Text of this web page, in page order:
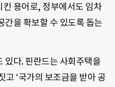
용어로, 정부에서도 임차
간을 확보할 수 있도록 돕는
있다. 핀란드는 사회주택을
고 ‘국가의 보조금을 받아 공